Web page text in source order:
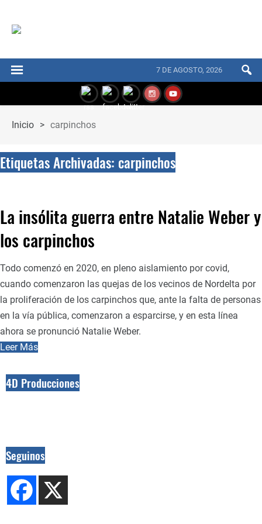
7 DE AGOSTO, 2026
Inicio > carpinchos
Etiquetas Archivadas: carpinchos
La insólita guerra entre Natalie Weber y
los carpinchos
Todo comenzó en 2020, en pleno aislamiento por covid,
cuando comenzaron las quejas de los vecinos de Nordelta por
la proliferación de los carpinchos que, ante la falta de personas
en la vía pública, comenzaron a esparcirse, y en esta línea
ahora se pronunció Natalie Weber.
Leer Más
4D Producciones
Seguinos